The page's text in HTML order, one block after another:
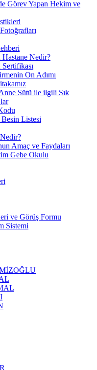
Görev Yapan Hekim ve
Nedir?
On Adımı
Sütü ile ilgili Sık
Besin Listesi
Amaç ve Faydaları
Gebe Okulu
ve Görüş Formu
Sistemi